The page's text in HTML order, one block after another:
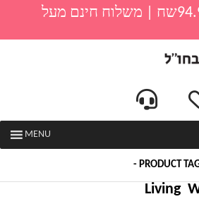
מינימום הזמנה 94.99שח | משלוח חינם מעל
MENU
PRODUCT TAG
Living